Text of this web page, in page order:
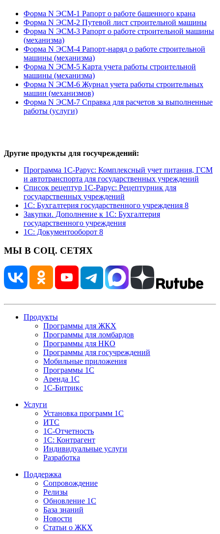
Форма N ЭСМ-1 Рапорт о работе башенного крана
Форма N ЭСМ-2 Путевой лист строительной машины
Форма N ЭСМ-3 Рапорт о работе строительной машины
(механизма)
Форма N ЭСМ-4 Рапорт-наряд о работе строительной
машины (механизма)
Форма N ЭСМ-5 Карта учета работы строительной
машины (механизма)
Форма N ЭСМ-6 Журнал учета работы строительных
машин (механизмов)
Форма N ЭСМ-7 Справка для расчетов за выполненные
работы (услуги)
Другие продукты для госучреждений:
Программа 1С-Рарус: Комплексный учет питания, ГСМ
и автотранспорта для государственных учреждений
Список рецептур 1С-Рарус: Рецептурник для
государственных учреждений
1С: Бухгалтерия государственного учреждения 8
Закупки. Дополнение к 1С: Бухгалтерия
государственного учреждения
1С: Документооборот 8
МЫ В СОЦ. СЕТЯХ
Продукты
Программы для ЖКХ
Программы для ломбардов
Программы для НКО
Программы для госучреждений
Мобильные приложения
Программы 1С
Аренда 1С
1С-Битрикс
Услуги
Установка программ 1С
ИТС
1С-Отчетность
1С: Контрагент
Индивидуальные услуги
Разработка
Поддержка
Сопровождение
Релизы
Обновление 1С
База знаний
Новости
Статьи о ЖКХ